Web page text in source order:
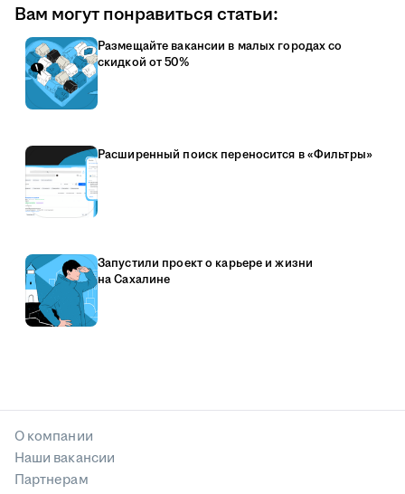
Вам могут понравиться статьи:
Размещайте вакансии в малых городах со
скидкой от 50%
Расширенный поиск переносится в «Фильтры»
Запустили проект о карьере и жизни
на Сахалине
О компании
Наши вакансии
Партнерам